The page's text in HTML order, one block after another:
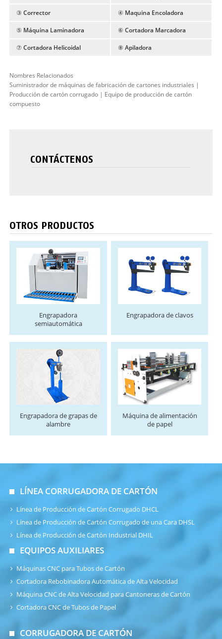
③ Corrector ④ Maquina Encoladora
⑤ Máquina Laminadora ⑥ Cortadora Marcadora
⑦ Cortadora Helicoidal ⑧ Apiladora
Nombres Relacionados
Suministrador de máquinas de fabricación de cartones industriales |
Producción de cartón corrugado | Equipo de producción de cartón
compuesto
CONTÁCTENOS
OTROS PRODUCTOS
Engrapadora
semiautomática
Engrapadora de clavos
Engrapadora de grapas de
alambre
Máquina de alimentación
de papel
LÍNEA CORRUGADORA DE CARTÓN
Línea de Producción de Cartón Corrugado DHCL
Línea de Producción de Cartón Corrugado de una Cara DHSL
Línea de Producción de Cartón Industrial DHIL
EQUIPOS AUXILIARES
Máquinas CNC para Tubos de Cartón
Cortadora Rebobinadora Automática de Alta Velocidad
Máquina CNC de Alta Velocidad para Cantoneras de Cartón
Cortadora CNC de Tubos de Papel
CORRUGADORA DE CARTÓN